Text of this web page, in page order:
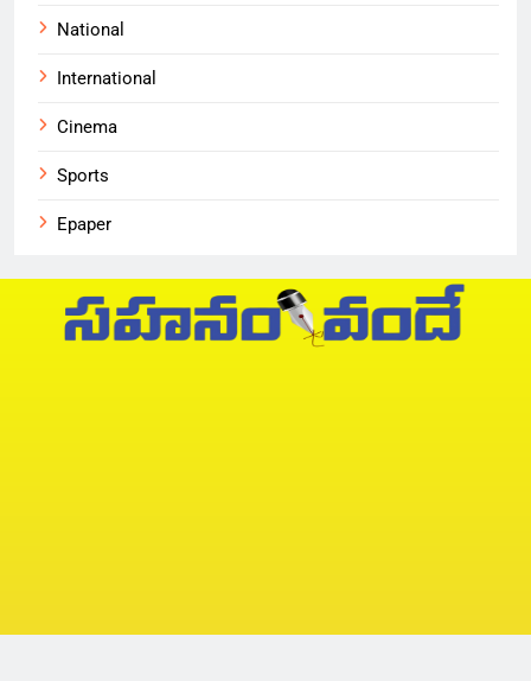
National
International
Cinema
Sports
Epaper